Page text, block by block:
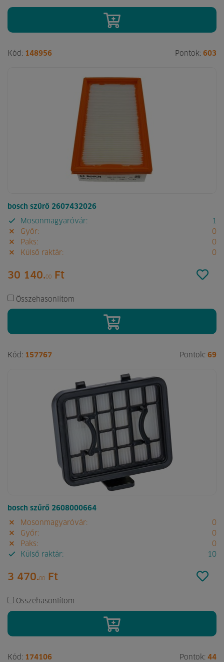
Kód: 148956 Pontok: 603
bosch szűrő 2607432026
Mosonmagyaróvár:
1
Győr:
0
Paks:
0
Külső raktár:
0
30 140.00 Ft
Összehasonlítom
Kód: 157767 Pontok: 69
bosch szűrő 2608000664
Mosonmagyaróvár:
0
Győr:
0
Paks:
0
Külső raktár:
10
3 470.00 Ft
Összehasonlítom
Kód: 174106 Pontok: 44